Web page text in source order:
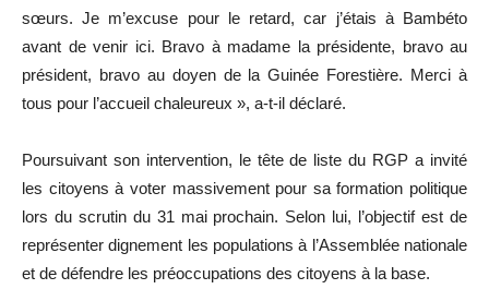
sœurs. Je m’excuse pour le retard, car j’étais à Bambéto
avant de venir ici. Bravo à madame la présidente, bravo au
président, bravo au doyen de la Guinée Forestière. Merci à
tous pour l’accueil chaleureux », a-t-il déclaré.
Poursuivant son intervention, le tête de liste du RGP a invité
les citoyens à voter massivement pour sa formation politique
lors du scrutin du 31 mai prochain. Selon lui, l’objectif est de
représenter dignement les populations à l’Assemblée nationale
et de défendre les préoccupations des citoyens à la base.